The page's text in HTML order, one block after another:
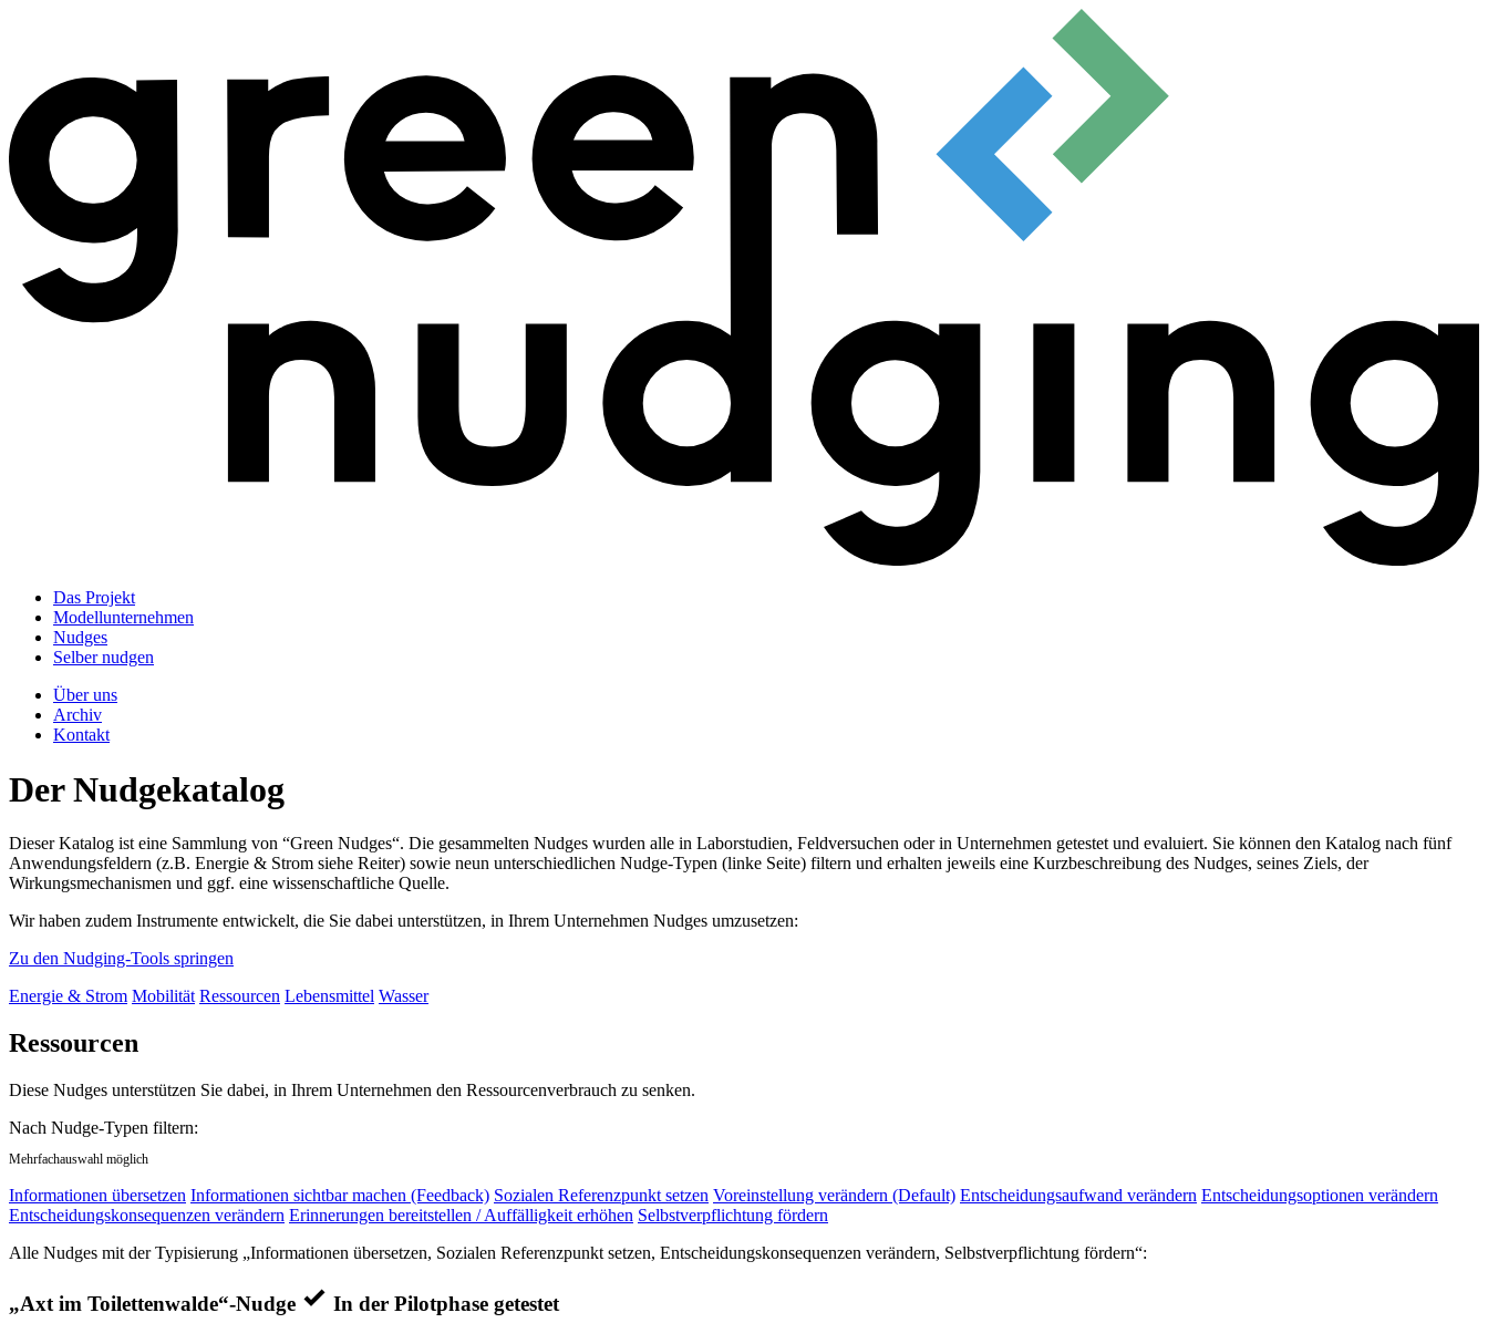
Das Projekt
Modellunternehmen
Nudges
Selber nudgen
Über uns
Archiv
Kontakt
Der Nudgekatalog
Dieser Katalog ist eine Sammlung von “Green Nudges“. Die gesammelten Nudges wurden alle in Laborstudien, Feldversuchen oder in Unternehmen getestet und evaluiert. Sie können den Katalog nach fünf
Anwendungsfeldern (z.B. Energie & Strom siehe Reiter) sowie neun unterschiedlichen Nudge-Typen (linke Seite) filtern und erhalten jeweils eine Kurzbeschreibung des Nudges, seines Ziels, der
Wirkungsmechanismen und ggf. eine wissenschaftliche Quelle.
Wir haben zudem Instrumente entwickelt, die Sie dabei unterstützen, in Ihrem Unternehmen Nudges umzusetzen:
Zu den Nudging-Tools springen
Energie & Strom Mobilität Ressourcen Lebensmittel Wasser
Ressourcen
Diese Nudges unterstützen Sie dabei, in Ihrem Unternehmen den Ressourcenverbrauch zu senken.
Nach Nudge-Typen filtern:
Mehrfachauswahl möglich
Informationen übersetzen Informationen sichtbar machen (Feedback) Sozialen Referenzpunkt setzen Voreinstellung verändern (Default) Entscheidungsaufwand verändern Entscheidungsoptionen verändern
Entscheidungskonsequenzen verändern Erinnerungen bereitstellen / Auffälligkeit erhöhen Selbstverpflichtung fördern
Alle Nudges mit der Typisierung „Informationen übersetzen, Sozialen Referenzpunkt setzen, Entscheidungskonsequenzen verändern, Selbstverpflichtung fördern“:
„Axt im Toilettenwalde“-Nudge In der Pilotphase getestet